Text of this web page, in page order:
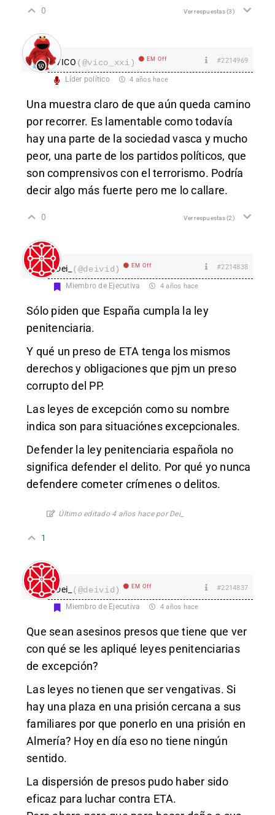
0 Ver respuestas(3)
VICO (@vico_xxi) EM Off #2214969
Líder político 4 años hace
Una muestra claro de que aún queda camino
por recorrer. Es lamentable como todavía
hay una parte de la sociedad vasca y mucho
peor, una parte de los partidos políticos, que
son comprensivos con el terrorismo. Podría
decir algo más fuerte pero me lo callare.
0 Ver respuestas(2)
Dei_ (@deivid) EM Off #2214838
Miembro de Ejecutiva 4 años hace
Sólo piden que España cumpla la ley
penitenciaria.
Y qué un preso de ETA tenga los mismos
derechos y obligaciones que pjm un preso
corrupto del PP.
Las leyes de excepción como su nombre
indica son para situaciónes excepcionales.
Defender la ley penitenciaria española no
significa defender el delito. Por qué yo nunca
defendere cometer crímenes o delitos.
Último editado 4 años hace por Dei_
1
Dei_ (@deivid) EM Off #2214837
Miembro de Ejecutiva 4 años hace
Que sean asesinos presos que tiene que ver
con qué se les apliqué leyes penitenciarias
de excepción?
Las leyes no tienen que ser vengativas. Si
hay una plaza en una prisión cercana a sus
familiares por que ponerlo en una prisión en
Almería? Hoy en día eso no tiene ningún
sentido.
La dispersión de presos pudo haber sido
eficaz para luchar contra ETA.